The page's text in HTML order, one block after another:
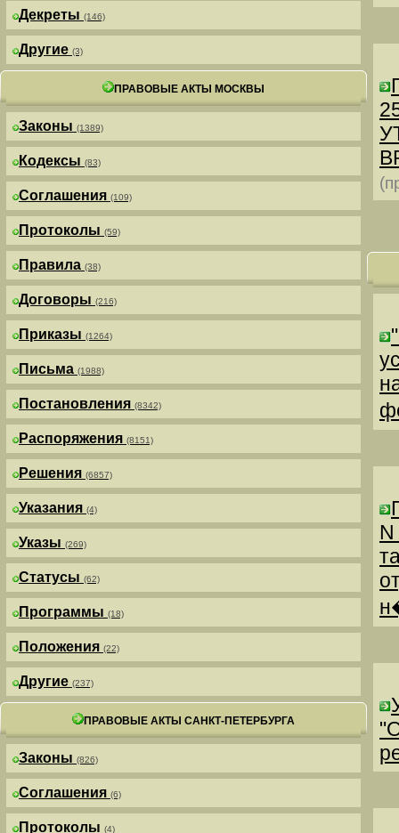
Декреты (146)
Другие (3)
ПРАВОВЫЕ АКТЫ МОСКВЫ
Законы (1389)
Кодексы (83)
Соглашения (109)
Протоколы (59)
Правила (38)
Договоры (216)
Приказы (1264)
Письма (1988)
Постановления (8342)
Распоряжения (8151)
Решения (6857)
Указания (4)
Указы (269)
Статусы (62)
Программы (18)
Положения (22)
Другие (237)
ПРАВОВЫЕ АКТЫ САНКТ-ПЕТЕРБУРГА
Законы (826)
Соглашения (6)
Протоколы (4)